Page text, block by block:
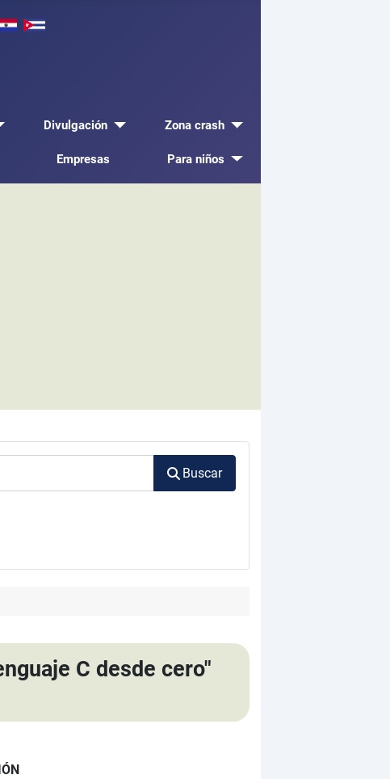
Divulgación Zona crash
Empresas Para niños
Buscar
C desde cero"